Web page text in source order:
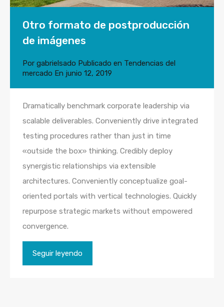
Otro formato de postproducción
de imágenes
Por gabrielsado Publicado en Tendencias del
mercado En junio 12, 2019
Dramatically benchmark corporate leadership via
scalable deliverables. Conveniently drive integrated
testing procedures rather than just in time
«outside the box» thinking. Credibly deploy
synergistic relationships via extensible
architectures. Conveniently conceptualize goal-
oriented portals with vertical technologies. Quickly
repurpose strategic markets without empowered
convergence.
Seguir leyendo